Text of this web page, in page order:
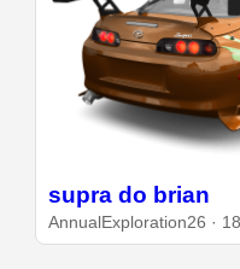
supra do brian
AnnualExploration26 ·